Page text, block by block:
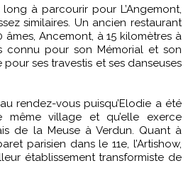
similaires. Un ancien restaurant
Ancemont, à 15 kilomètres à
connu pour son Mémorial et son
ses travestis et ses danseuses
rendez-vous puisqu’Elodie a été
même village et qu’elle exerce
de la Meuse à Verdun. Quant à
parisien dans le 11e, l’Artishow,
établissement transformiste de